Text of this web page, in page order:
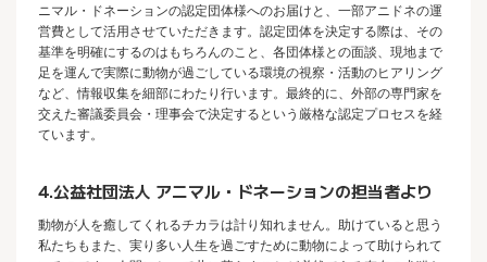
ニマル・ドネーションの認定団体様へのお届けと、一部アニドネの運
営費として活用させていただきます。認定団体を決定する際は、その
基準を明確にするのはもちろんのこと、各団体様との面談、現地まで
足を運んで実際に動物が過ごしている環境の視察・活動のヒアリング
など、情報収集を細部にわたり行います。最終的に、外部の専門家を
交えた審議委員会・理事会で決定するという厳格な認定プロセスを経
ています。
4.公益社団法人 アニマル・ドネーションの担当者より
動物が人を癒してくれるチカラは計り知れません。助けていると思う
私たちもまた、実り多い人生を過ごすために動物によって助けられて